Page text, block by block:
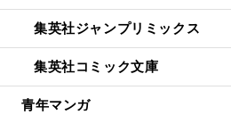
集英社ジャンプリミックス
集英社コミック文庫
青年マンガ